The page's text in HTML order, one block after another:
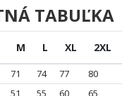
TABUĽKA
M L XL 2XL
71 74 77 80
51 55 60 65